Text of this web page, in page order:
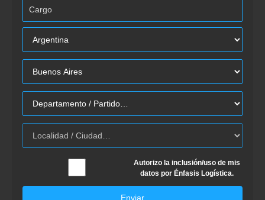
Autorizo la inclusión/uso de mis
datos por Énfasis Logística.
Enviar